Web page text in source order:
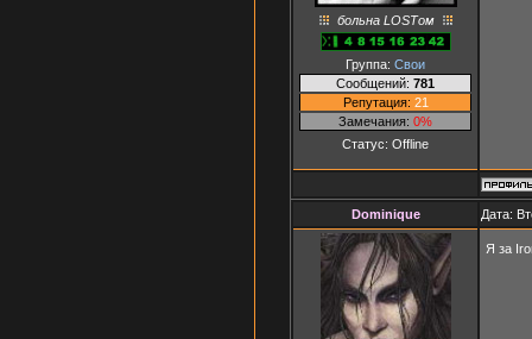
больна LOSTом
Группа: Свои
Сообщений: 781
Репутация: 21
Замечания: 0%
Статус: Offline
Dominique Дата:
Я за